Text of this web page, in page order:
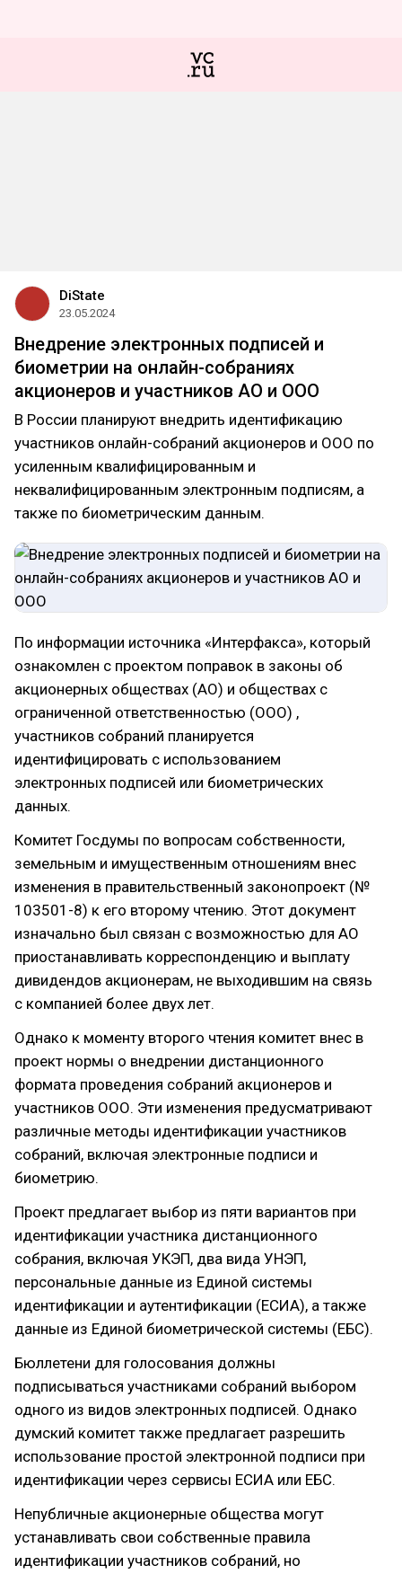
DiState
23.05.2024
Внедрение электронных подписей и
биометрии на онлайн-собраниях
акционеров и участников АО и ООО
В России планируют внедрить идентификацию
участников онлайн-собраний акционеров и ООО по
усиленным квалифицированным и
неквалифицированным электронным подписям, а
также по биометрическим данным.
По информации источника «Интерфакса», который
ознакомлен с проектом поправок в законы об
акционерных обществах (АО) и обществах с
ограниченной ответственностью (ООО) ,
участников собраний планируется
идентифицировать с использованием
электронных подписей или биометрических
данных.
Комитет Госдумы по вопросам собственности,
земельным и имущественным отношениям внес
изменения в правительственный законопроект (№
103501-8) к его второму чтению. Этот документ
изначально был связан с возможностью для АО
приостанавливать корреспонденцию и выплату
дивидендов акционерам, не выходившим на связь
с компанией более двух лет.
Однако к моменту второго чтения комитет внес в
проект нормы о внедрении дистанционного
формата проведения собраний акционеров и
участников ООО. Эти изменения предусматривают
различные методы идентификации участников
собраний, включая электронные подписи и
биометрию.
Проект предлагает выбор из пяти вариантов при
идентификации участника дистанционного
собрания, включая УКЭП, два вида УНЭП,
персональные данные из Единой системы
идентификации и аутентификации (ЕСИА), а также
данные из Единой биометрической системы (ЕБС).
Бюллетени для голосования должны
подписываться участниками собраний выбором
одного из видов электронных подписей. Однако
думский комитет также предлагает разрешить
использование простой электронной подписи при
идентификации через сервисы ЕСИА или ЕБС.
Непубличные акционерные общества могут
устанавливать свои собственные правила
идентификации участников собраний, но